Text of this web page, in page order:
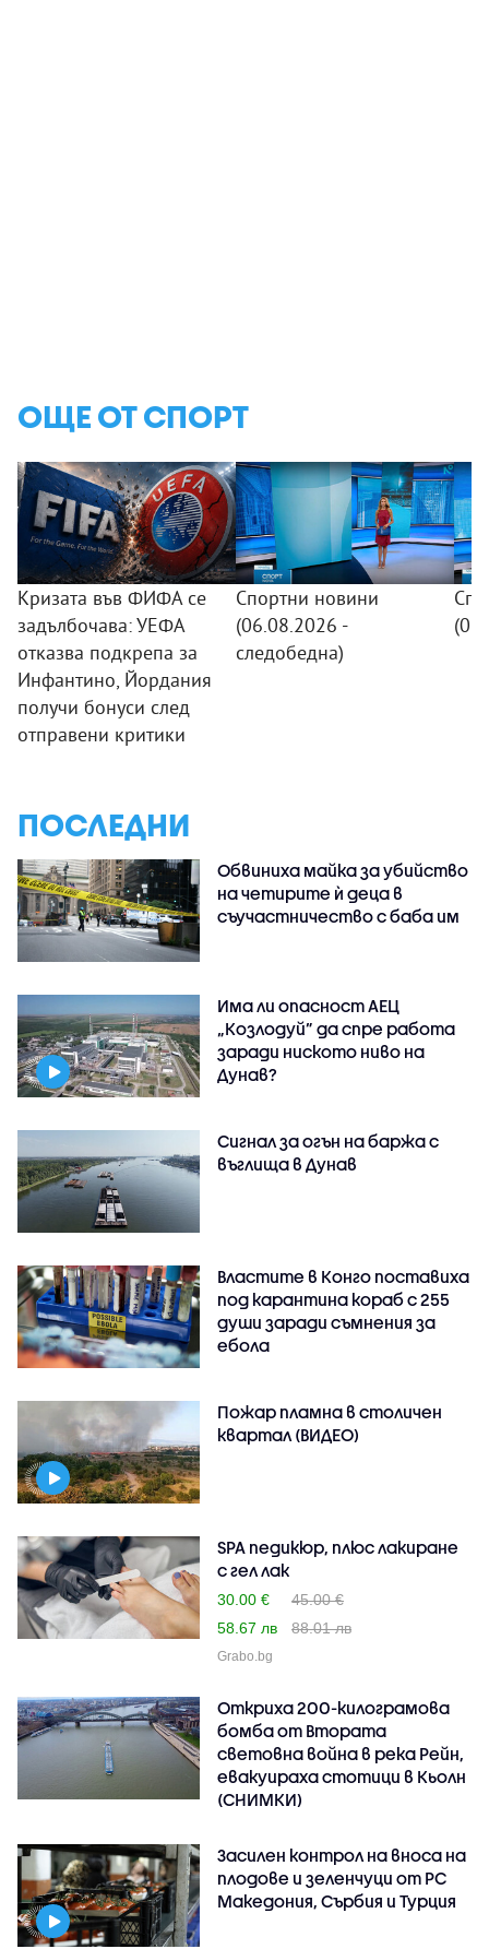
ОЩЕ ОТ СПОРТ
Кризата във ФИФА се
задълбочава: УЕФА
отказва подкрепа за
Инфантино, Йордания
получи бонуси след
отправени критики
Спортни новини
(06.08.2026 -
следобедна)
ПОСЛЕДНИ
Обвиниха майка за убийство
на четирите ѝ деца в
съучастничество с баба им
Има ли опасност АЕЦ
„Козлодуй” да спре работа
заради ниското ниво на
Дунав?
Сигнал за огън на баржа с
въглища в Дунав
Властите в Конго поставиха
под карантина кораб с 255
души заради съмнения за
ебола
Пожар пламна в столичен
квартал (ВИДЕО)
SPA педикюр, плюс лакиране
с гел лак
30.00 €
45.00 €
58.67 лв
88.01 лв
Grabo.bg
Откриха 200-килограмова
бомба от Втората
световна война в река Рейн,
евакуираха стотици в Кьолн
(СНИМКИ)
Засилен контрол на вноса на
плодове и зеленчуци от РС
Македония, Сърбия и Турция